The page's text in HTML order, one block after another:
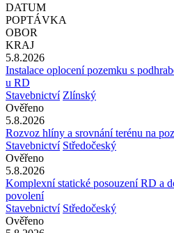
DATUM
POPTÁVKA
OBOR
KRAJ
5.8.2026
Instalace oplocení pozemku s
u RD
Stavebnictví Zlínský
Ověřeno
5.8.2026
Rozvoz hlíny a srovnání terénu na
Stavebnictví Středočeský
Ověřeno
5.8.2026
Komplexní statické posouzení RD a
povolení
Stavebnictví Středočeský
Ověřeno